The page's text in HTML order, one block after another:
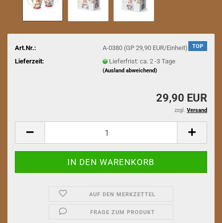
TOP
Art.Nr.:
A-0380 (GP 29,90 EUR/Einheit)
Lieferzeit:
Lieferfrist: ca. 2 -3 Tage
(Ausland abweichend)
29,90 EUR
zzgl. Versand
AUF DEN MERKZETTEL
FRAGE ZUM PRODUKT